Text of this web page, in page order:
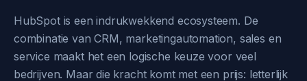
HubSpot is een indrukwekkend ecosysteem. De
combinatie van CRM, marketingautomation, sales en
service maakt het een logische keuze voor veel
bedrijven. Maar die kracht komt met een prijs: letterlijk